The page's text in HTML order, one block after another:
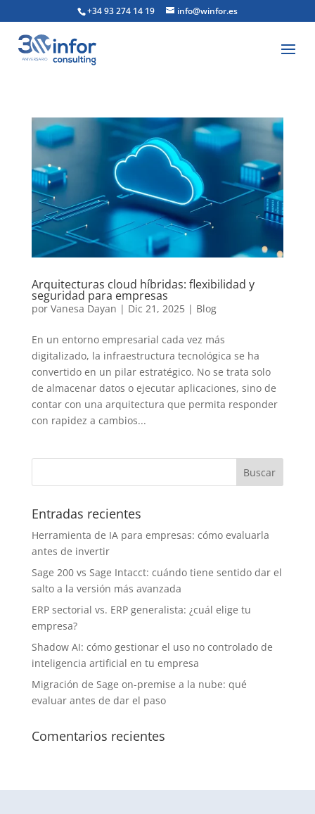
+34 93 274 14 19 info@winfor.es
Arquitecturas cloud híbridas: flexibilidad y
seguridad para empresas
por Vanesa Dayan | Dic 21, 2025| Blog
En un entorno empresarial cada vez más
digitalizado, la infraestructura tecnológica se ha
convertido en un pilar estratégico. No se trata solo
de almacenar datos o ejecutar aplicaciones, sino de
contar con una arquitectura que permita responder
con rapidez a cambios...
Entradas recientes
Herramienta de IA para empresas: cómo evaluarla
antes de invertir
Sage 200 vs Sage Intacct: cuándo tiene sentido dar el
salto a la versión más avanzada
ERP sectorial vs. ERP generalista: ¿cuál elige tu
empresa?
Shadow AI: cómo gestionar el uso no controlado de
inteligencia artificial en tu empresa
Migración de Sage on-premise a la nube: qué
evaluar antes de dar el paso
Comentarios recientes